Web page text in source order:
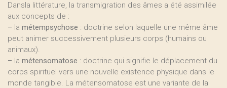
Dansla littérature, la transmigration des âmes a été assimilée
aux concepts de :
– la métempsychose : doctrine selon laquelle une même âme
peut animer successivement plusieurs corps (humains ou
animaux).
– la métensomatose : doctrine qui signifie le déplacement du
corps spirituel vers une nouvelle existence physique dans le
monde tangible. La métensomatose est une variante de la